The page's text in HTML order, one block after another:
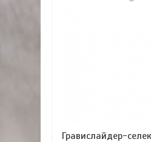
Гравислайдер-